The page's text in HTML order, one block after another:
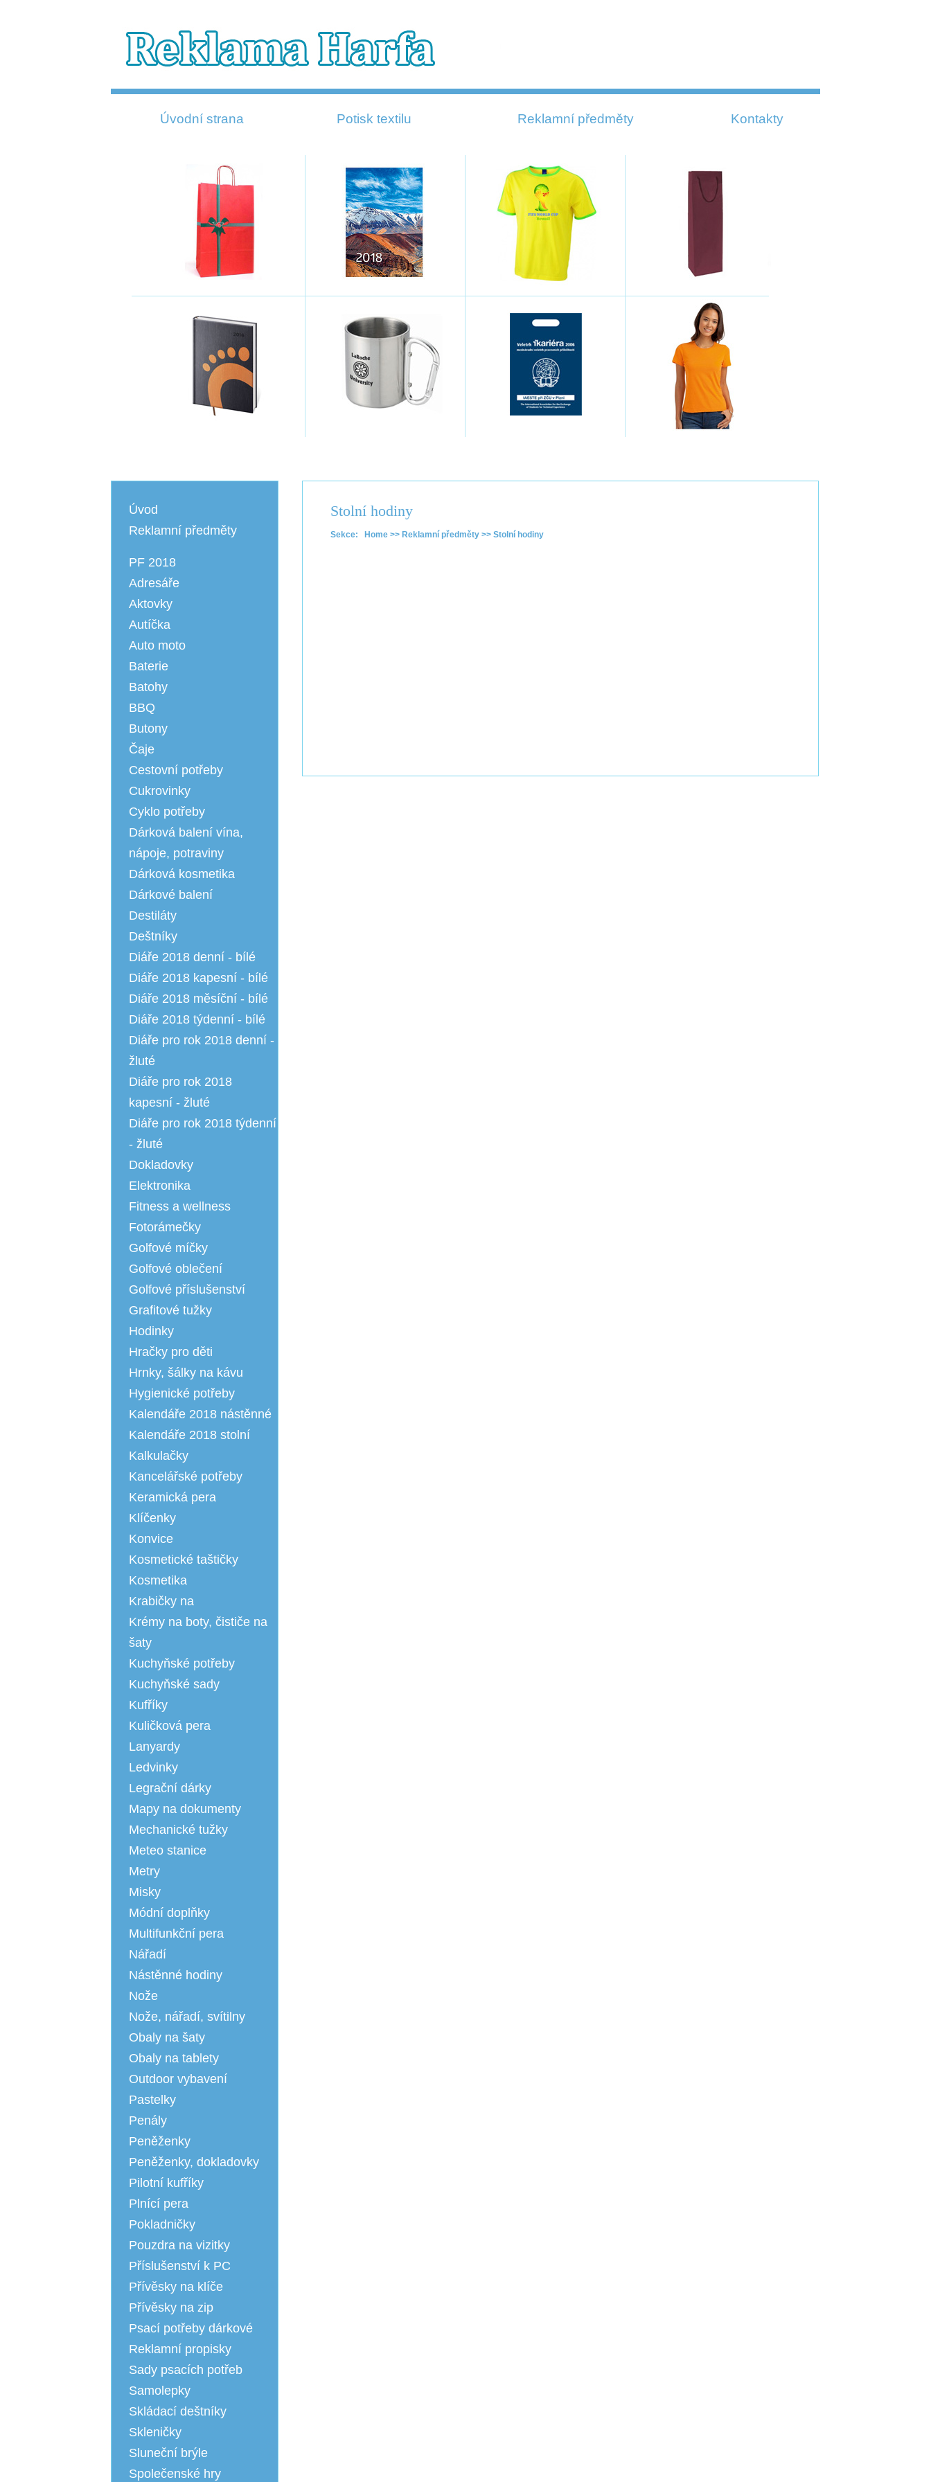
Úvodní strana Potisk textilu Reklamní předměty Kontakty
Úvod
Reklamní předměty
PF 2018
Adresáře
Aktovky
Autíčka
Auto moto
Baterie
Batohy
BBQ
Butony
Čaje
Cestovní potřeby
Cukrovinky
Cyklo potřeby
Dárková balení vína,
nápoje, potraviny
Dárková kosmetika
Dárkové balení
Destiláty
Deštníky
Diáře 2018 denní - bílé
Diáře 2018 kapesní - bílé
Diáře 2018 měsíční - bílé
Diáře 2018 týdenní - bílé
Diáře pro rok 2018 denní -
žluté
Diáře pro rok 2018
kapesní - žluté
Diáře pro rok 2018 týdenní
- žluté
Dokladovky
Elektronika
Fitness a wellness
Fotorámečky
Golfové míčky
Golfové oblečení
Golfové příslušenství
Grafitové tužky
Hodinky
Hračky pro děti
Hrnky, šálky na kávu
Hygienické potřeby
Kalendáře 2018 nástěnné
Kalendáře 2018 stolní
Kalkulačky
Kancelářské potřeby
Keramická pera
Klíčenky
Konvice
Kosmetické taštičky
Kosmetika
Krabičky na
Krémy na boty, čističe na
šaty
Kuchyňské potřeby
Kuchyňské sady
Kufříky
Kuličková pera
Lanyardy
Ledvinky
Legrační dárky
Mapy na dokumenty
Mechanické tužky
Meteo stanice
Metry
Misky
Módní doplňky
Multifunkční pera
Nářadí
Nástěnné hodiny
Nože
Nože, nářadí, svítilny
Obaly na šaty
Obaly na tablety
Outdoor vybavení
Pastelky
Penály
Peněženky
Peněženky, dokladovky
Pilotní kufříky
Plnící pera
Pokladničky
Pouzdra na vizitky
Příslušenství k PC
Přívěsky na klíče
Přívěsky na zip
Psací potřeby dárkové
Reklamní propisky
Sady psacích potřeb
Samolepky
Skládací deštníky
Skleničky
Sluneční brýle
Společenské hry
Stolní hodiny
Sekce: Home >> Reklamní předměty >> Stolní hodiny